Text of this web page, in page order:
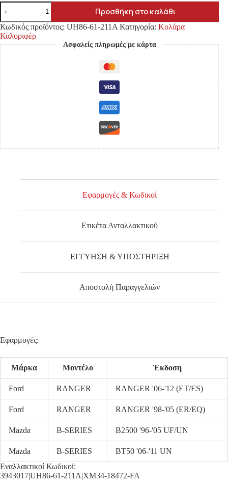
ΚΟΛΑΡΟ
ΚΑΛΟΡΙΦΕΡ
MAZDA
B2500
'99-
'05/
BT-
50
'06-
11
UN/
FORD
RANGER
2.5
DIESEL
-
NO.1
Προσθήκη στο καλάθι
Κωδικός προϊόντος: UH86-61-211A Κατηγορία: Κολάρα
Καλοριφέρ
Ασφαλείς πληρωμές με κάρτα
Εφαρμογές & Κωδικοί
Ετικέτα Ανταλλακτικού
ΕΓΓΥΗΣΗ & ΥΠΟΣΤΗΡΙΞΗ
Αποστολή Παραγγελιών
Εφαρμογές:
Μάρκα Μοντέλο Έκδοση
Ford RANGER RANGER '06-'12 (ET/ES)
Ford RANGER RANGER '98-'05 (ER/EQ)
Mazda B-SERIES B2500 '96-'05 UF/UN
Mazda B-SERIES
BT50 '06-'11 UN
Εναλλακτικοί Κωδικοί:
3943017|UH86-61-211A|XM34-18472-FA